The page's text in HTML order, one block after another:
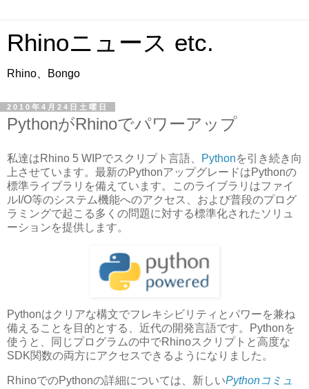
Rhinoニュース etc.
Rhino、Bongo
2010年4月24日土曜日
PythonがRhinoでパワーアップ
私達はRhino 5 WIPでスクリプト言語、 Pythonを引き続き向
上させています。最新のPythonアップグレードはPythonの
標準ライブラリを備えています。このライブラリはファイ
ルI/O等のシステム機能へのアクセス、および普段のプログ
ラミングで起こる多くの問題に対する標準化されたソリュ
ーションを提供します。
Pythonはクリアな構文でフレキシビリティとパワーを兼ね
備えることを目的とする、近代の開発言語です。Pythonを
使うと、同じプログラムの中でRhinoスクリプトと高度な
SDK関数の両方にアクセスできるようになりました。
RhinoでのPythonの詳細については、新しいPythonコミュ